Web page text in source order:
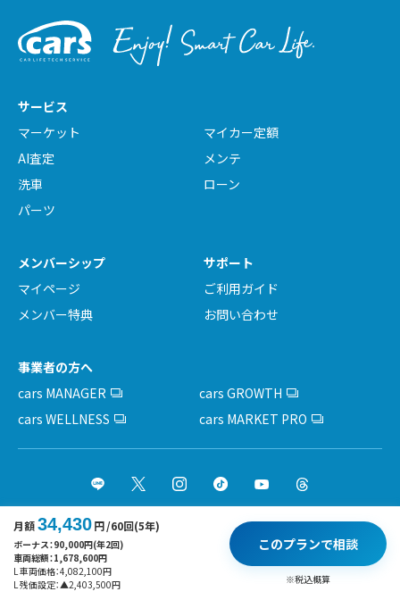
月額34,430円/60回(5年)
ボーナス：90,000円(年2回)
車両総額：1,678,600円
L 車両価格：4,082,100円
L 残価設定：▲2,403,500円
このプランで相談
※税込概算
サービス
マーケット
マイカー定額
AI査定
メンテ
洗車
ローン
パーツ
メンバーシップ
マイページ
メンバー特典
サポート
ご利用ガイド
お問い合わせ
事業者の方へ
cars MANAGER
cars GROWTH
cars WELLNESS
cars MARKET PRO
運営会社 採用情報 利用規約 基本方針
プライバシーポリシー
サイトポリシー